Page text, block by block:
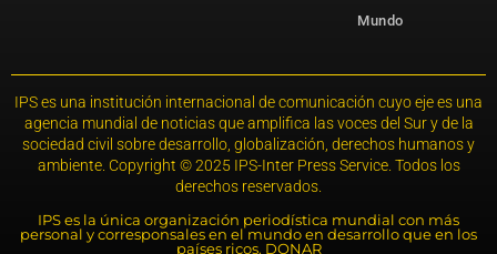
Mundo
IPS es una institución internacional de comunicación cuyo eje es una
agencia mundial de noticias que amplifica las voces del Sur y de la
sociedad civil sobre desarrollo, globalización, derechos humanos y
ambiente. Copyright © 2025 IPS-Inter Press Service. Todos los
derechos reservados.
IPS es la única organización periodística mundial con más
personal y corresponsales en el mundo en desarrollo que en los
países ricos. DONAR